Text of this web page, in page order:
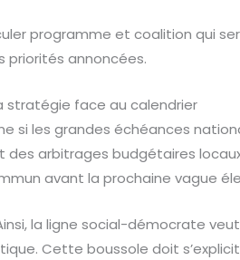
programme et coalition qui
priorités annoncées.
stratégie face au calendrier
si les grandes échéances
arbitrages budgétaires
avant la prochaine vague
la ligne social-démocrate
Cette boussole doit